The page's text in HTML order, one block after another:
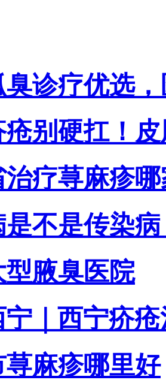
诊疗优选
别硬扛！
疗荨麻疹
不是传染
腋臭医院
｜西宁疥
麻疹哪里好